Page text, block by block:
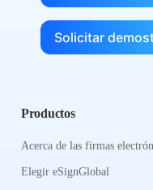
Solicitar
Productos
Acerca de las firmas
Elegir eSignGlobal